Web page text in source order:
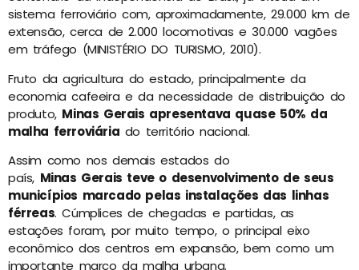
sistema ferroviário com, aproximadamente, 29.000 km de
extensão, cerca de 2.000 locomotivas e 30.000 vagões
em tráfego (MINISTÉRIO DO TURISMO, 2010).
Fruto da agricultura do estado, principalmente da
economia cafeeira e da necessidade de distribuição do
produto, Minas Gerais apresentava quase 50% da
malha ferroviária do território nacional.
Assim como nos demais estados do
país, Minas Gerais teve o desenvolvimento de seus
municípios marcado pelas instalações das linhas
férreas. Cúmplices de chegadas e partidas, as
estações foram, por muito tempo, o principal eixo
econômico dos centros em expansão, bem como um
importante marco da malha urbana.